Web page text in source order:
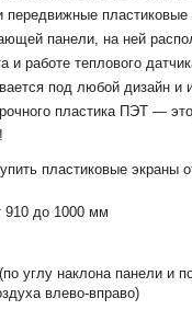
передвижные
панели, на ней
и работе теплового
под любой дизайн и
пластика ПЭТ —
пластиковые экраны
910 до 1000 мм
углу наклона панели и
влево-вправо)